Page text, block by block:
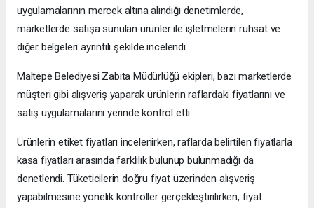
uygulamalarının mercek altına alındığı denetimlerde,
marketlerde satışa sunulan ürünler ile işletmelerin ruhsat ve
diğer belgeleri ayrıntılı şekilde incelendi.
Maltepe Belediyesi Zabıta Müdürlüğü ekipleri, bazı marketlerde
müşteri gibi alışveriş yaparak ürünlerin raflardaki fiyatlarını ve
satış uygulamalarını yerinde kontrol etti.
Ürünlerin etiket fiyatları incelenirken, raflarda belirtilen fiyatlarla
kasa fiyatları arasında farklılık bulunup bulunmadığı da
denetlendi. Tüketicilerin doğru fiyat üzerinden alışveriş
yapabilmesine yönelik kontroller gerçekleştirilirken, fiyat